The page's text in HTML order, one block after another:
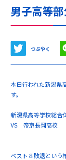
男子高等
つぶやく
本日行われた新潟県
す。
新潟県高等学校総
VS 帝京長岡高
ベスト８敗退という